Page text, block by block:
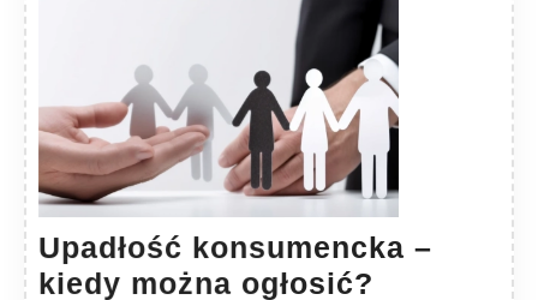
Upadłość konsumencka –
kiedy można ogłosić? Upadłość